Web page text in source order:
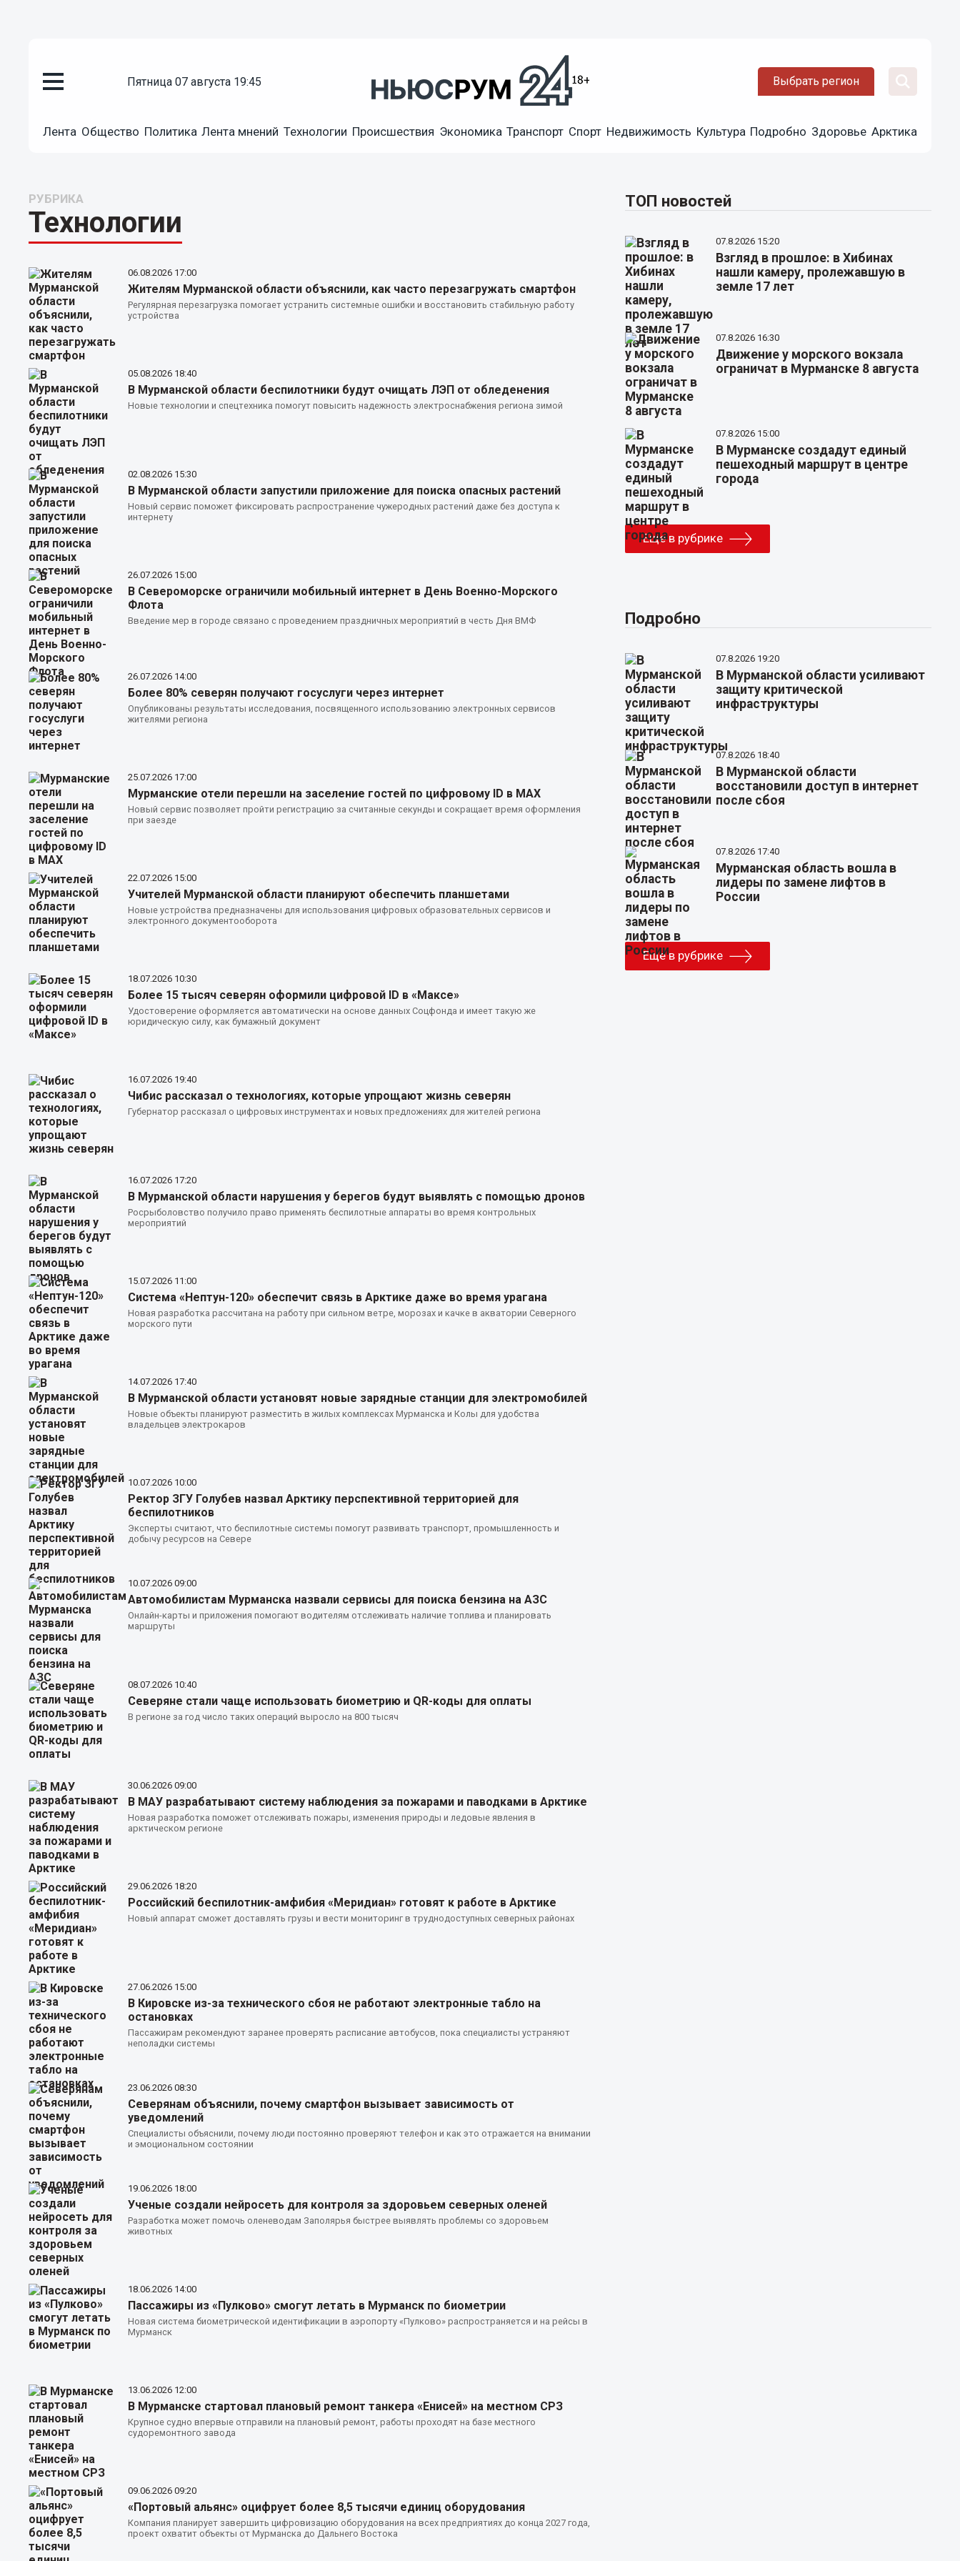
пятница 07 августа 19:45 Выбрать регион
Лента Общество Политика Лента мнений Технологии Происшествия Экономика Транспорт Спорт Недвижимость Культура Подробно Здоровье Арктика
РУБРИКА
Технологии
06.08.2026 17:00
Жителям Мурманской области объяснили, как часто перезагружать смартфон
Регулярная перезагрузка помогает устранить системные ошибки и восстановить стабильную работу
устройства
05.08.2026 18:40
В Мурманской области беспилотники будут очищать ЛЭП от обледенения
Новые технологии и спецтехника помогут повысить надежность электроснабжения региона зимой
02.08.2026 15:30
В Мурманской области запустили приложение для поиска опасных растений
Новый сервис поможет фиксировать распространение чужеродных растений даже без доступа к
интернету
26.07.2026 15:00
В Североморске ограничили мобильный интернет в День Военно-Морского
Флота
Введение мер в городе связано с проведением праздничных мероприятий в честь Дня ВМФ
26.07.2026 14:00
Более 80% северян получают госуслуги через интернет
Опубликованы результаты исследования, посвященного использованию электронных сервисов
жителями региона
25.07.2026 17:00
Мурманские отели перешли на заселение гостей по цифровому ID в MAX
Новый сервис позволяет пройти регистрацию за считанные секунды и сокращает время оформления
при заезде
22.07.2026 15:00
Учителей Мурманской области планируют обеспечить планшетами
Новые устройства предназначены для использования цифровых образовательных сервисов и
электронного документооборота
18.07.2026 10:30
Более 15 тысяч северян оформили цифровой ID в «Максе»
Удостоверение оформляется автоматически на основе данных Соцфонда и имеет такую же
юридическую силу, как бумажный документ
16.07.2026 19:40
Чибис рассказал о технологиях, которые упрощают жизнь северян
Губернатор рассказал о цифровых инструментах и новых предложениях для жителей региона
16.07.2026 17:20
В Мурманской области нарушения у берегов будут выявлять с помощью дронов
Росрыболовство получило право применять беспилотные аппараты во время контрольных
мероприятий
15.07.2026 11:00
Система «Нептун-120» обеспечит связь в Арктике даже во время урагана
Новая разработка рассчитана на работу при сильном ветре, морозах и качке в акватории Северного
морского пути
14.07.2026 17:40
В Мурманской области установят новые зарядные станции для электромобилей
Новые объекты планируют разместить в жилых комплексах Мурманска и Колы для удобства
владельцев электрокаров
10.07.2026 10:00
Ректор ЗГУ Голубев назвал Арктику перспективной территорией для
беспилотников
Эксперты считают, что беспилотные системы помогут развивать транспорт, промышленность и
добычу ресурсов на Севере
10.07.2026 09:00
Автомобилистам Мурманска назвали сервисы для поиска бензина на АЗС
Онлайн-карты и приложения помогают водителям отслеживать наличие топлива и планировать
маршруты
08.07.2026 10:40
Северяне стали чаще использовать биометрию и QR-коды для оплаты
В регионе за год число таких операций выросло на 800 тысяч
30.06.2026 09:00
В МАУ разрабатывают систему наблюдения за пожарами и паводками в Арктике
Новая разработка поможет отслеживать пожары, изменения природы и ледовые явления в
арктическом регионе
29.06.2026 18:20
Российский беспилотник-амфибия «Меридиан» готовят к работе в Арктике
Новый аппарат сможет доставлять грузы и вести мониторинг в труднодоступных северных районах
27.06.2026 15:00
В Кировске из-за технического сбоя не работают электронные табло на
остановках
Пассажирам рекомендуют заранее проверять расписание автобусов, пока специалисты устраняют
неполадки системы
23.06.2026 08:30
Северянам объяснили, почему смартфон вызывает зависимость от
уведомлений
Специалисты объяснили, почему люди постоянно проверяют телефон и как это отражается на внимании
и эмоциональном состоянии
19.06.2026 18:00
Ученые создали нейросеть для контроля за здоровьем северных оленей
Разработка может помочь оленеводам Заполярья быстрее выявлять проблемы со здоровьем
животных
18.06.2026 14:00
Пассажиры из «Пулково» смогут летать в Мурманск по биометрии
Новая система биометрической идентификации в аэропорту «Пулково» распространяется и на рейсы в
Мурманск
13.06.2026 12:00
В Мурманске стартовал плановый ремонт танкера «Енисей» на местном СРЗ
Крупное судно впервые отправили на плановый ремонт, работы проходят на базе местного
судоремонтного завода
09.06.2026 09:20
«Портовый альянс» оцифрует более 8,5 тысячи единиц оборудования
Компания планирует завершить цифровизацию оборудования на всех предприятиях до конца 2027 года,
проект охватит объекты от Мурманска до Дальнего Востока
ТОП новостей
07.8.2026 15:20
Взгляд в прошлое: в Хибинах
нашли камеру, пролежавшую в
земле 17 лет
07.8.2026 16:30
Движение у морского вокзала
ограничат в Мурманске 8 августа
07.8.2026 15:00
В Мурманске создадут единый
пешеходный маршрут в центре
города
Еще в рубрике
Подробно
07.8.2026 19:20
В Мурманской области усиливают
защиту критической
инфраструктуры
07.8.2026 18:40
В Мурманской области
восстановили доступ в интернет
после сбоя
07.8.2026 17:40
Мурманская область вошла в
лидеры по замене лифтов в
России
Еще в рубрике